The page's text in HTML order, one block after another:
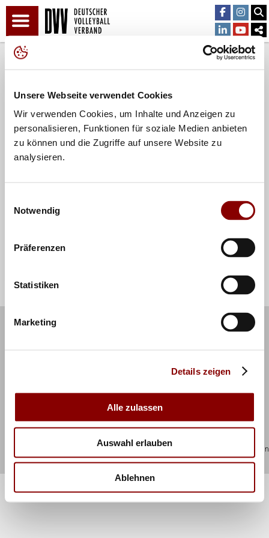
Unsere Webseite verwendet Cookies
Wir verwenden Cookies, um Inhalte und Anzeigen zu
personalisieren, Funktionen für soziale Medien anbieten
zu können und die Zugriffe auf unsere Website zu
analysieren.
Notwendig
Präferenzen
Statistiken
Marketing
Details zeigen
Alle zulassen
Auswahl erlauben
Ablehnen
Kontakt
© 2026 Deutscher Volleyball-Verband Otto-Fleck-Schneise 8 60528 Frankfurt/Main
info@volleyball-verband.de